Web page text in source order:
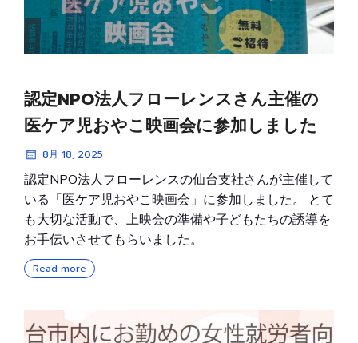
認定NPO法人フローレンスさん主催の
医ケア児おやこ映画会に参加しました
8月 18, 2025
認定NPO法人フローレンスの仙台支社さんが主催して
いる「医ケア児おやこ映画会」に参加しました。 とて
も大切な活動で、上映会の準備や子どもたちの誘導を
お手伝いさせてもらいました。
Read more